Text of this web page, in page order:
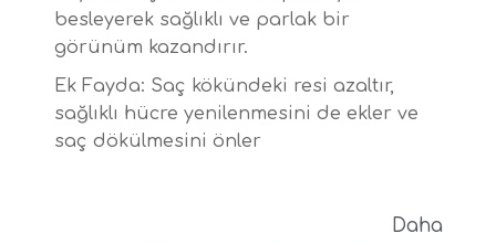
besleyerek sağlıklı ve parlak bir
görünüm kazandırır.
Ek Fayda: Saç kökündeki resi azaltır,
sağlıklı hücre yenilenmesini de ekler ve
saç dökülmesini önler
Daha